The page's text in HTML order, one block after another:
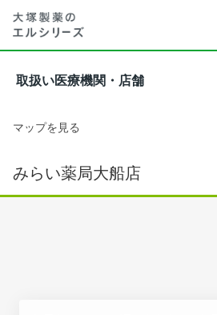
取扱い医療機関・店舗
マップを見る
みらい薬局大船店